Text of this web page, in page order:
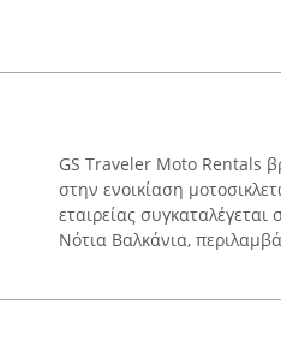
GS Traveler Moto Rentals
στην ενοικίαση
εταιρείας
Νότια Βαλκάνια,